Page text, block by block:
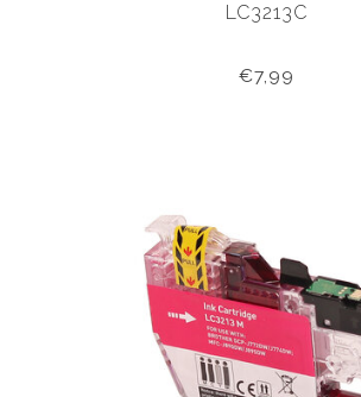
LC3213C
€7,99